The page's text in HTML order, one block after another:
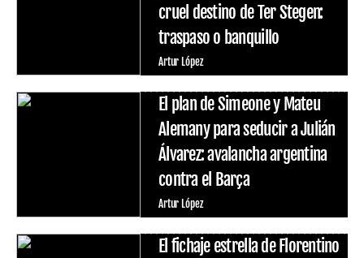
cruel destino de Ter Stegen:
traspaso o banquillo
Artur López
El plan de Simeone y Mateu
Alemany para seducir a Julián
Álvarez: avalancha argentina
contra el Barça
Artur López
El fichaje estrella de Florentino